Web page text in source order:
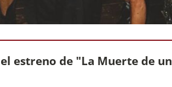
estreno de "La Muerte de un